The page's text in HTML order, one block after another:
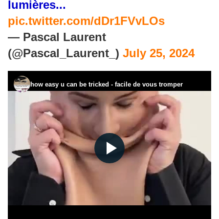
lumières...
pic.twitter.com/dDr1FVvLOs
— Pascal Laurent
(@Pascal_Laurent_) July 25, 2024